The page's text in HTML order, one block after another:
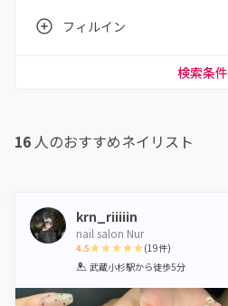
フィルイン
検索条件
16 人のおすすめネイリスト
krn_riiiiin
nail salon Nur
4.5
1 2 3 4 5
(19件)
武蔵小杉駅から徒歩5分